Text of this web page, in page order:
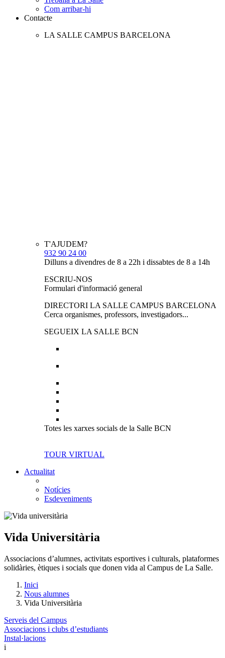
Com arribar-hi
Contacte
LA SALLE CAMPUS BARCELONA
T'AJUDEM?
932 90 24 00
Dilluns a divendres de 8 a 22h i dissabtes de 8 a 14h
ESCRIU-NOS
Formulari d'informació general
DIRECTORI LA SALLE CAMPUS BARCELONA
Cerca organismes, professors, investigadors...
SEGUEIX LA SALLE BCN
Totes les xarxes socials de la Salle BCN
TOUR VIRTUAL
Actualitat
Notícies
Esdeveniments
Vida Universitària
Associacions d’alumnes, activitats esportives i culturals, plataformes
solidàries, ètiques i socials que donen vida al Campus de La Salle.
Inici
Nous alumnes
Vida Universitària
Serveis del Campus
Associacions i clubs d’estudiants
Instal·lacions
i